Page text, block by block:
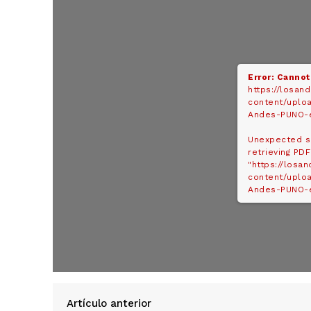
Error:
https://
content/
Andes-
Unexpected
retrieving PDF
"https://
content/
Andes-
Artículo anterior